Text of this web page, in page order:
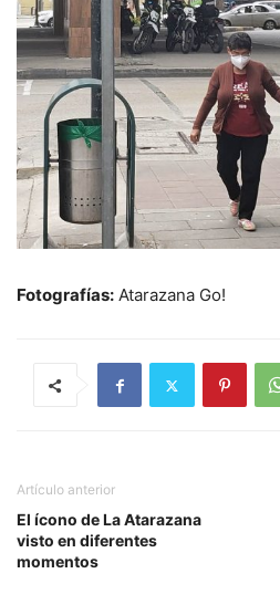
Fotografías: Atarazana Go!
Artículo anterior
El ícono de La Atarazana
visto en diferentes
momentos